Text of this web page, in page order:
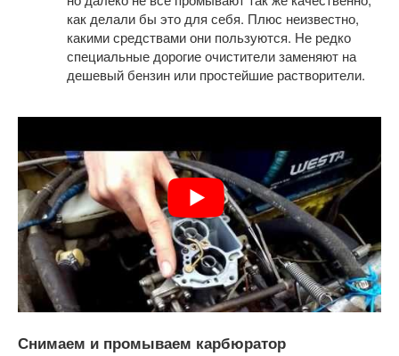
как делали бы это для себя. Плюс неизвестно,
какими средствами они пользуются. Не редко
специальные дорогие очистители заменяют на
дешевый бензин или простейшие растворители.
Снимаем и промываем карбюратор